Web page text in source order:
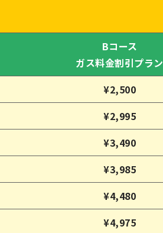
Bコース
ガス料金割引プラン
¥2,500
¥2,995
¥3,490
¥3,985
¥4,480
¥4,975